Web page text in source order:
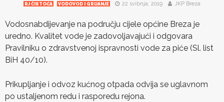
RJ ČISTOĆA VODOVOD I GRIJANJE 22 svibnja, 2019 JKP Breza
Vodosnabdijevanje na području cijele općine Breza je
uredno. Kvalitet vode je zadovoljavajući i odgovara
Pravilniku o zdravstvenoj ispravnosti vode za piće (Sl. list
BiH 40/10).
Prikupljanje i odvoz kućnog otpada odvija se uglavnom
po ustaljenom redu i rasporedu rejona.